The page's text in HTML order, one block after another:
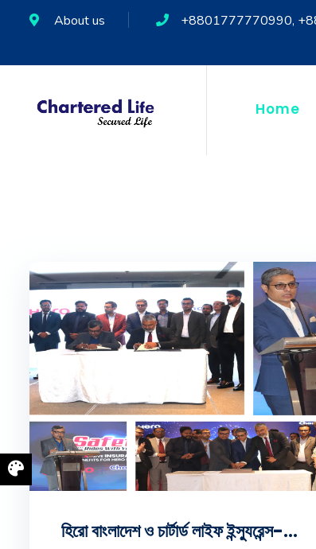
About us +8801777770990,
Home
হিরো বাংলাদেশ ও চার্টার্ড লাইফ ইন্স্যুরেন্স-এর মধ্যে সমঝোতা স্মারক স্বাক্ষরিত ।